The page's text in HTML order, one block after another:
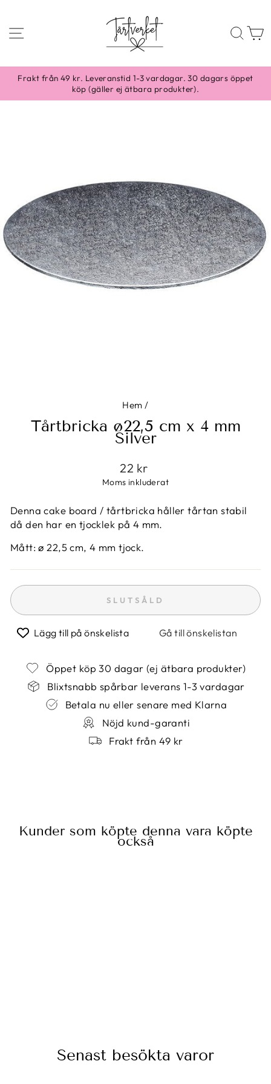
contentSIDNAVIGERING
Frakt från 49 kr. Leveranstid 1-3 vardagar. 30 dagars öppet
köp (gäller ej ätbara produkter).
Hem /
Tårtbricka ø22,5 cm x 4 mm
Silver
Ordinarie
pris
22 kr
Moms inkluderat
Denna cake board / tårtbricka håller tårtan stabil
då den har en tjocklek på 4 mm.
Mått: ø 22,5 cm, 4 mm tjock.
SLUTSÅLD
Lägg till på önskelista Gå till önskelistan
Öppet köp 30 dagar (ej ätbara produkter)
Blixtsnabb spårbar leverans 1-3 vardagar
Betala nu eller senare med Klarna
Nöjd kund-garanti
Frakt från 49 kr
Kunder som köpte denna vara köpte
också
Senast besökta varor